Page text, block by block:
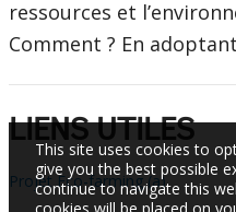
ressources et
Comment ? En
LIENS UTILES
Projet Eco-farming (a)
This site uses cookies to
give you the best possible
continue to navigate this